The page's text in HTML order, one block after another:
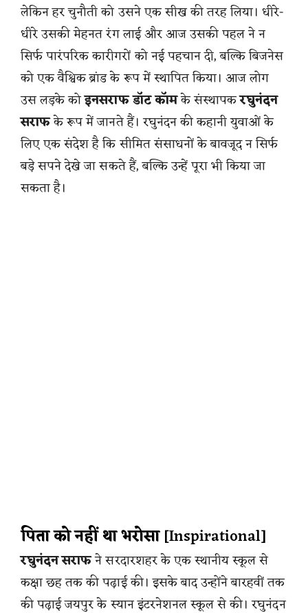
लेकिन हर चुनौती को उसने एक सीख की तरह लिया। धीरे-
धीरे उसकी मेहनत रंग लाई और आज उसकी पहल ने न
सिर्फ पारंपरिक कारीगरों को नई पहचान दी, बल्कि बिजनेस
को एक वैश्विक ब्रांड के रूप में स्थापित किया। आज लोग
उस लड़के कोइनसराफ डॉट कॉमके संस्थापकरघुनंदन
सराफके रूप में जानते हैं। रघुनंदन की कहानी युवाओं के
लिए एक संदेश है कि सीमित संसाधनों के बावजूद न सिर्फ
बड़े सपने देखे जा सकते हैं, बल्कि उन्हें पूरा भी किया जा
सकता है।
पिता को नहीं था भरोसा[Inspirational]
रघुनंदन सराफने सरदारशहर के एक स्थानीय स्कूल से
कक्षा छह तक की पढ़ाई की। इसके बाद उन्होंने बारहवीं तक
की पढ़ाई जयपुर के स्यान इंटरनेशनल स्कूल से की। रघुनंदन